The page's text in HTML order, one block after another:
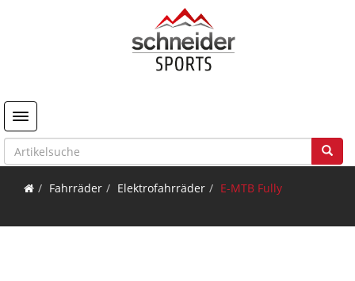
Toggle navigation
Fahrräder Elektrofahrräder E-MTB Fully